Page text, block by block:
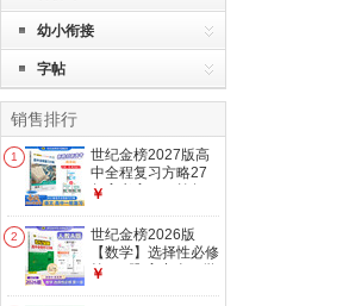
幼小衔接
字帖
销售排行
1
世纪金榜2027版高
中全程复习方略27
年高考高三一轮复习
学生物地理历史政治
新教材新高考模拟刷
题试卷官方正版 语
文通用版 新教材新
高考
￥
2
世纪金榜2026版
【数学】选择性必修
第一1册 高中全程学
￥